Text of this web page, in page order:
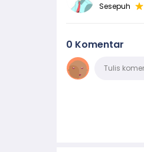
Sesepuh
0 Komentar
KomentarTulis